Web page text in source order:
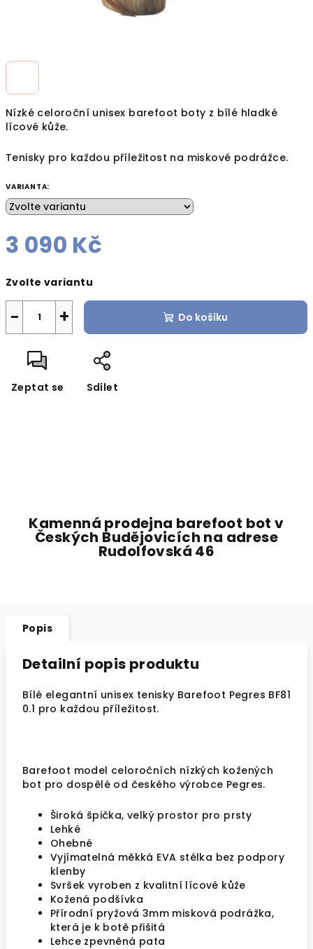
Nízké celoroční unisex barefoot boty z bílé hladké
lícové kůže.
Tenisky pro každou příležitost na miskové podrážce.
VARIANTA:
3 090 Kč
cena:
Zvolte variantu
+
− Do košíku
Zeptat se Sdílet
Kamenná prodejna barefoot bot v
Českých Budějovicích na adrese
Rudolfovská 46
Popis
Detailní popis produktu
Bílé elegantní unisex tenisky Barefoot Pegres BF81
0.1 pro každou příležitost.
Barefoot model celoročních nízkých kožených
bot pro dospělé od českého výrobce Pegres.
Široká špička, velký prostor pro prsty
Lehké
Ohebné
Vyjímatelná měkká EVA stélka bez podpory
klenby
Svršek vyroben z kvalitní lícové kůže
Kožená podšívka
Přírodní pryžová 3mm misková podrážka,
která je k botě přišitá
Lehce zpevněná pata